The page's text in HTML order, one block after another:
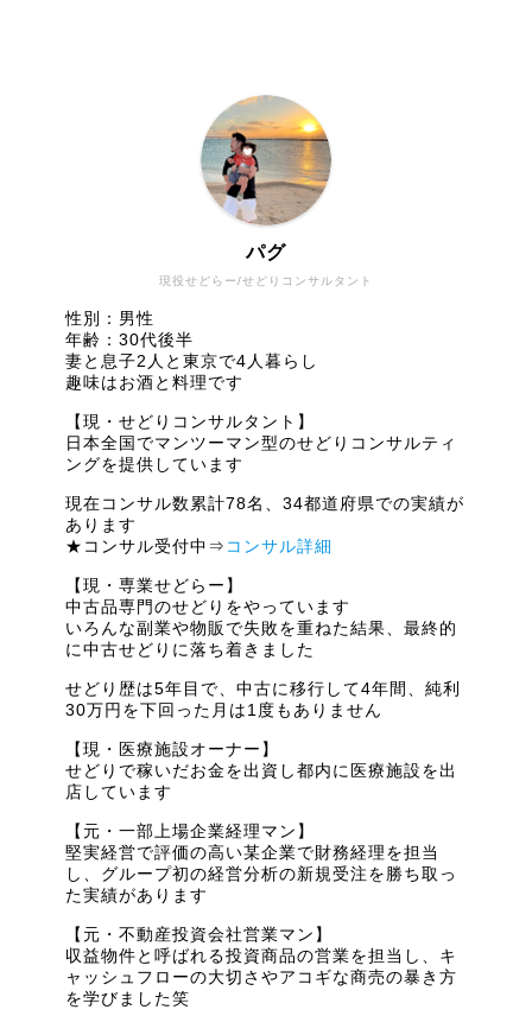
現役せどらー/せどりコンサルタント
パグ
性別：男性
年齢：30代後半
妻と息子2人と東京で4人暮らし
趣味はお酒と料理です
【現・せどりコンサルタント】
日本全国でマンツーマン型のせどりコンサルティ
ングを提供しています
現在コンサル数累計78名、34都道府県での実績が
あります
★コンサル受付中⇒ コンサル詳細
【現・専業せどらー】
中古品専門のせどりをやっています
いろんな副業や物販で失敗を重ねた結果、最終的
に中古せどりに落ち着きました
せどり歴は5年目で、中古に移行して4年間、純利
30万円を下回った月は1度もありません
【現・医療施設オーナー】
せどりで稼いだお金を出資し都内に医療施設を出
店しています
【元・一部上場企業経理マン】
堅実経営で評価の高い某企業で財務経理を担当
し、グループ初の経営分析の新規受注を勝ち取っ
た実績があります
【元・不動産投資会社営業マン】
収益物件と呼ばれる投資商品の営業を担当し、キ
ャッシュフローの大切さやアコギな商売の暴き方
を学びました笑